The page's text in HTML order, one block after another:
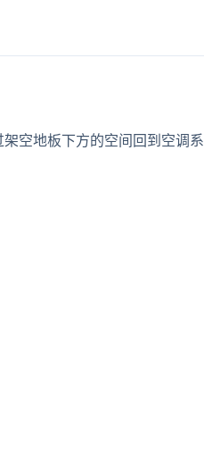
空地板下方的空间回到空调系